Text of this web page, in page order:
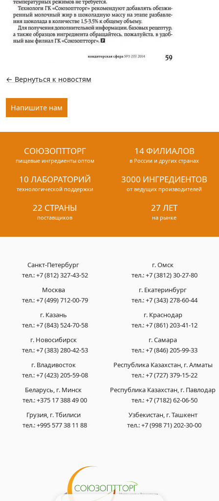
← Вернуться к новостям
Напишите нам
СОЮЗОПТТОРГ
пищевые ингредиенты оптом
14 ФИЛИАЛОВ
в России и других странах
10 ЛАБОРАТОРИЙ
технологической поддержки
3000 ИНГРЕДИЕНТОВ
от ведущих производителей
22 СТРАНЫ
поставщиков
27 ЛЕТ
на рынке
Санкт-Петербург
тел.:+7 (812) 327-43-52
Москва
тел.:+7 (499) 712-00-79
г. Казань
тел.:+7 (843) 524-70-58
г. Новосибирск
тел.:+7 (383) 280-42-53
г. Омск
тел.:+7 (3812) 30-27-80
г. Екатеринбург
тел.:+7 (343) 278-60-44
г. Краснодар
тел.:+7 (861) 203-41-12
г. Самара
тел.:+7 (846) 205-99-33
г. Владивосток
тел.:+7 (423) 205-59-08
Беларусь, г. Минск
тел.:+375 17 388 49 00
Грузия, г. Тбилиси
тел.:+995 577 38 11 88
Республика Казахстан, г. Алматы
тел.:+7 (727) 379-15-22
Республика Казахстан, г. Павлодар
тел.:+7 (7182) 62-06-50
Узбекистан, г. Ташкент
тел.:+7 (998 71) 202-30-00